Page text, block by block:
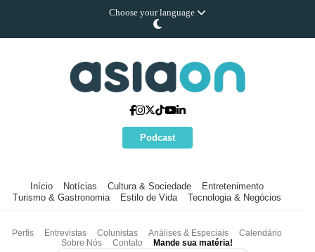
Choose your language
Podcast
Início Notícias Cultura & Sociedade
Entretenimento
Turismo & Gastronomia
Estilo de Vida Tecnologia & Negócios
Perfis Entrevistas Colunistas Análises & Especiais
Calendário
Sobre Nós
Contato Mande sua matéria!